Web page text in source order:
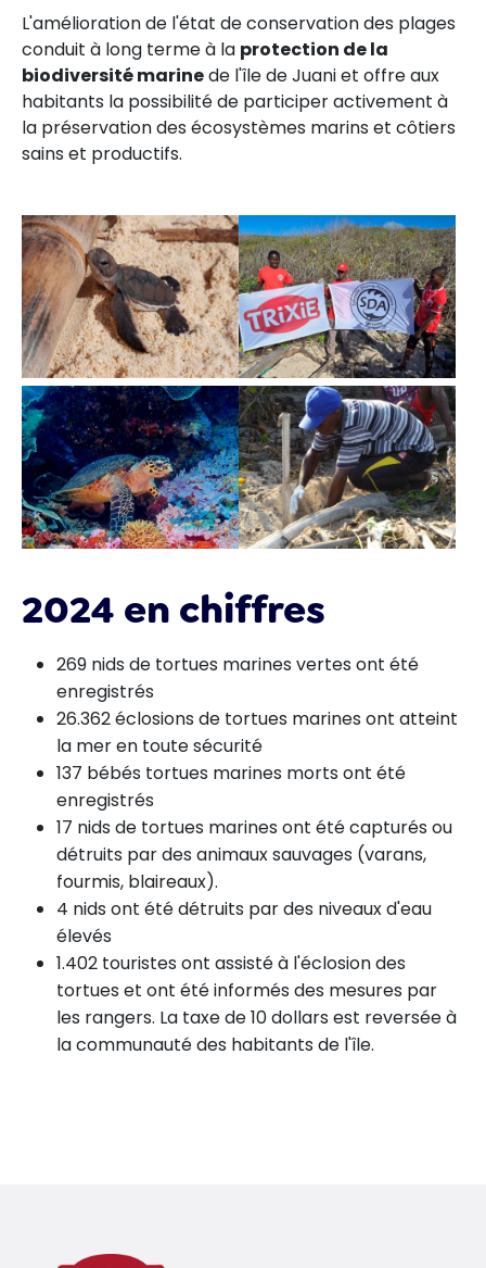
L'amélioration de l'état de conservation des plages
conduit à long terme à la protection de la
biodiversité marinede l'île de Juani et offre aux
habitants la possibilité de participer activement à
la préservation des écosystèmes marins et côtiers
sains et productifs.
2024 en chiffres
269 nids de tortues marines vertes ont été
enregistrés
26.362 éclosions de tortues marines ont atteint
la mer en toute sécurité
137 bébés tortues marines morts ont été
enregistrés
17 nids de tortues marines ont été capturés ou
détruits par des animaux sauvages (varans,
fourmis, blaireaux).
4 nids ont été détruits par des niveaux d'eau
élevés
1.402 touristes ont assisté à l'éclosion des
tortues et ont été informés des mesures par
les rangers. La taxe de 10 dollars est reversée à
la communauté des habitants de l'île.